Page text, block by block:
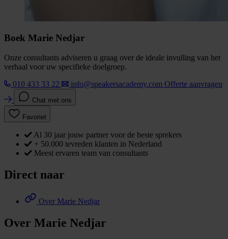
Boek Marie Nedjar
Onze consultants adviseren u graag over de ideale invulling van het
verhaal voor uw specifieke doelgroep.
010 433 33 22
info@speakersacademy.com Offerte aanvragen
Chat met ons
Favoriet
Al 30 jaar jouw partner voor de beste sprekers
+ 50.000 tevreden klanten in Nederland
Meest ervaren team van consultants
Direct naar
Over Marie Nedjar
Over Marie Nedjar